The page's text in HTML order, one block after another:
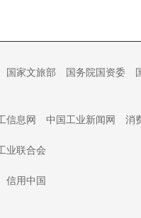
国家文旅部 国务院国资委
信息网 中国工业新闻网 消
业联合会
信用中国